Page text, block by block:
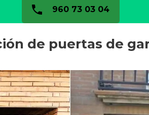
960 73 03 04
de puertas de